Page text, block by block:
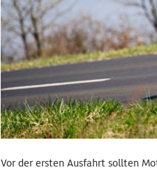
Vor der ersten Ausfahrt sollten